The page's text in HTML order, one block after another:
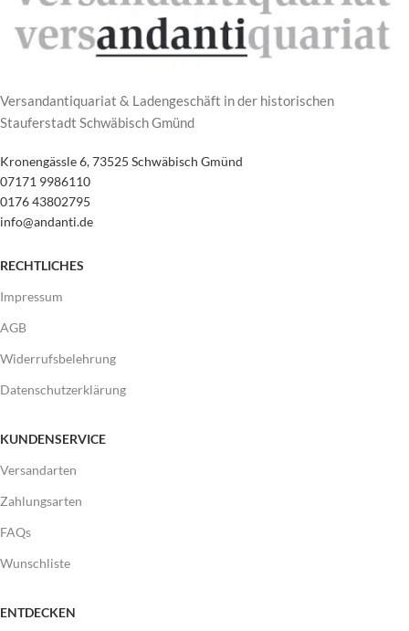
Versandantiquariat & Ladengeschäft in der historischen
Stauferstadt Schwäbisch Gmünd
Kronengässle 6, 73525 Schwäbisch Gmünd
07171 9986110
0176 43802795
info@andanti.de
RECHTLICHES
Impressum
AGB
Widerrufsbelehrung
Datenschutzerklärung
KUNDENSERVICE
Versandarten
Zahlungsarten
FAQs
Wunschliste
ENTDECKEN